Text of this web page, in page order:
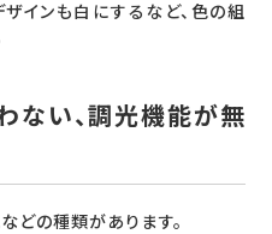
インも白にするなど、色の組
ない、調光機能が無
どの種類があります。